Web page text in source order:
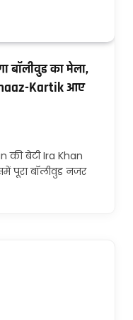
बॉलीवुड का मेला,
Kartik आए
की बेटी Ira Khan
पूरा बॉलीवुड नजर